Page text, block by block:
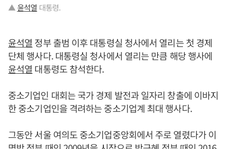
▲윤석열 대통령.
윤석열 정부 출범 이후 대통령실 청사에서 열리는 첫 경제
단체 행사다. 대통령실 청사에서 열리는 만큼 해당 행사에
윤석열 대통령도 참석한다.
중소기업인 대회는 국가 경제 발전과 일자리 창출에 이바지
한 중소기업인을 격려하는 중소기업계 최대 행사다.
그동안 서울 여의도 중소기업중앙회에서 주로 열렸다가 이